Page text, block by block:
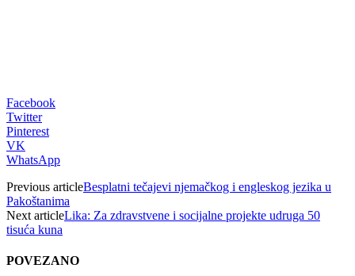
Facebook
Twitter
Pinterest
VK
WhatsApp
Previous articleBesplatni tečajevi njemačkog i engleskog jezika u
Pakoštanima
Next articleLika: Za zdravstvene i socijalne projekte udruga 50
tisuća kuna
POVEZANO